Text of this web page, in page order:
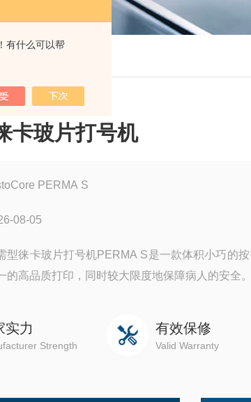
有什么可以帮
打号机
卡玻片打号机
PERMA S
08-05
型徕卡玻片打号机PERMA S是一款体积小巧的
的高品质打印，同时较大限度地保障病人的安全。
实力
Strength
有效保修
Valid Warranty